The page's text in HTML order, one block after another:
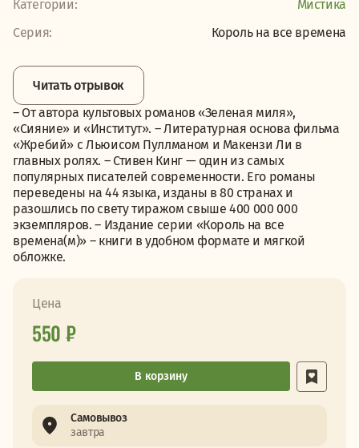
Категории:
Мистика
Серия:
Король на все времена
Читать отрывок
– От автора культовых романов «Зеленая миля»,
«Сияние» и «Институт». – Литературная основа фильма
«Жребий» с Льюисом Пуллманом и Макензи Ли в
главных ролях. – Стивен Кинг — один из самых
популярных писателей современности. Его романы
переведены на 44 языка, изданы в 80 странах и
разошлись по свету тиражом свыше 400 000 000
экземпляров. – Издание серии «Король на все
времена(м)» – книги в удобном формате и мягкой
обложке.
Цена
550 ₽
В корзину
Самовывоз
завтра